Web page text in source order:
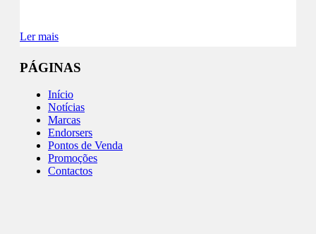
Ler mais
PÁGINAS
Início
Notícias
Marcas
Endorsers
Pontos de Venda
Promoções
Contactos